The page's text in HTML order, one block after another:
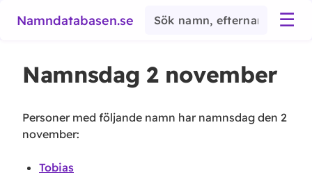
Namndatabasen.se ☰
Namnsdag 2 november
Personer med följande namn har namnsdag den 2
november:
Tobias